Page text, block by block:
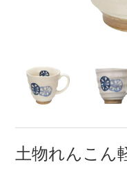
セール
土物れんこん